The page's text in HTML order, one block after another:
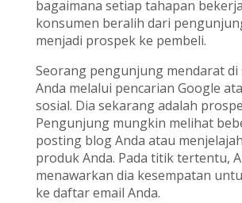
bagaimana setiap tahapan
konsumen beralih dari
menjadi prospek ke pembeli.
Seorang pengunjung mendarat di
Anda melalui pencarian Google
sosial. Dia sekarang adalah
Pengunjung mungkin melihat
posting blog Anda atau
produk Anda. Pada titik tertentu,
menawarkan dia kesempatan
ke daftar email Anda.